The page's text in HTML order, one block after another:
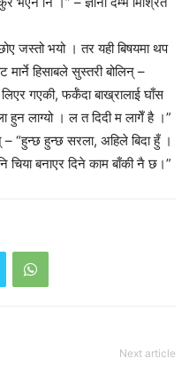
जस्तो भयो । तर यही बिषयमा थप
हिसाबले सुस्तरी बोलिन् –
गएकी, फर्कँदा बाख्रालाई घाँस
हुन लाग्यो । ल त दिदी म लागेँ है ।”
– “हुन्छ हुन्छ सरला, अहिले बिदा हुँ ।
चिया बनाएर दिने काम बाँकी नै छ।”
Next article